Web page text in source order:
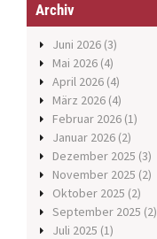
Archiv
Juni 2026 (3)
Mai 2026 (4)
April 2026 (4)
März 2026 (4)
Februar 2026 (1)
Januar 2026 (2)
Dezember 2025 (3)
November 2025 (2)
Oktober 2025 (2)
September 2025 (2)
Juli 2025 (1)